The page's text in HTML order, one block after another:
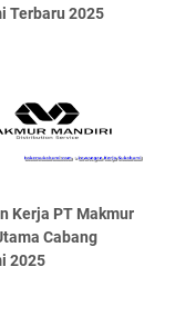
Terbaru 2025
Kerja PT Makmur
Cabang
2025